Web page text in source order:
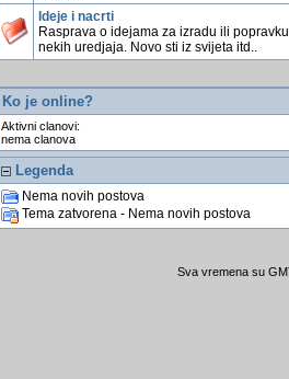
Ideje i nacrti
Rasprava o idejama za izradu ili popravku
nekih uredjaja. Novo sti iz svijeta itd..
Ko je online?
Aktivni clanovi:
nema clanova
Legenda
Nema novih postova
Tema zatvorena - Nema novih postova
Sva vremena su